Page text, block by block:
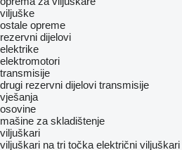
viljuške
ostale opreme
rezervni dijelovi
elektrike
elektromotori
transmisije
drugi rezervni dijelovi transmisije
vješanja
osovine
mašine za skladištenje
viljuškari
viljuškari na tri točka električni viljuškari